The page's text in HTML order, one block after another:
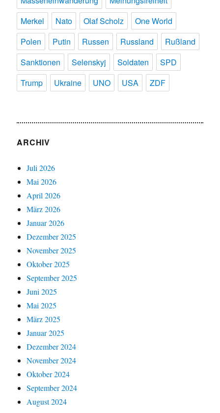
Merkel
Nato Olaf Scholz
One World
Polen
Putin Russen Russland
Rußland
Sanktionen
Selenskyj Soldaten
SPD
Trump
Ukraine UNO USA ZDF
ARCHIV
Juli 2026
Mai 2026
April 2026
März 2026
Januar 2026
Dezember 2025
November 2025
Oktober 2025
September 2025
Juni 2025
Mai 2025
März 2025
Januar 2025
Dezember 2024
November 2024
Oktober 2024
September 2024
August 2024